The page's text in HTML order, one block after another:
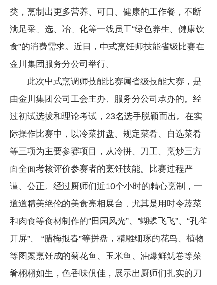
企业文化
《资源再生》杂志
数字报
类，烹制出更多营养、可口、健康的工作餐，不断
满足采、选、冶、化等一线员工“绿色养生、健康饮
食”的消费需求。近日，中式烹饪师技能省级比赛在
金川集团服务分公司举行。
此次中式烹调师技能比赛属省级技能大赛，是
由金川集团公司工会主办、服务分公司承办的。经
过初试选拔和理论考试，23名选手脱颖而出。在实
际操作比赛中，以冷菜拼盘、规定菜肴、自选菜肴
等三项为主要参赛项目，从冷拼、刀工、烹炒三方
面全面考核评价参赛者的烹饪技能。比赛过程严
谨、公正。经过厨师们近10个小时的精心烹制，一
道道精美绝伦的美食亮相展台，尤其是用时令蔬菜
和肉食等食材制作的“田园风光”、“蝴蝶飞飞”、“孔雀
开屏”、 “腊梅报春”等拼盘，精雕细琢的花鸟、植物
等图案烹饪成的菊花鱼、玉米鱼、油爆鲜鱿卷等菜
肴栩栩如生，色香味俱佳，展示出厨师们扎实的刀